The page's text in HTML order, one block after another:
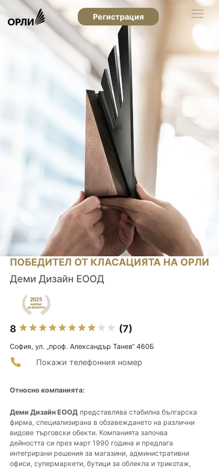
Регистрация
ПОБЕДИТЕЛ ОТ КЛАСАЦИЯТА НА ОРЛИ
Деми Дизайн ЕООД
8 (7)
София, ул. „проф. Александър Танев“ 460Б
Покажи телефонния номер
Относно компанията:
Деми Дизайн ЕООД представлява стабилна българска
фирма, специализирана в обзавеждането на различни
видове търговски обекти. Компанията започва
дейността си през март 1990 година и предлага
интегрирани решения за магазини, административни
офиси, супермаркети, бутици за облекла и трикотаж,